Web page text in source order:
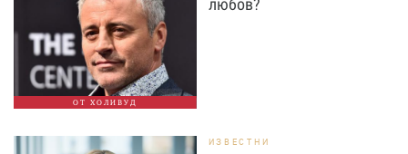
ОТ ХОЛИВУД
любов?
ИЗВЕСТНИ